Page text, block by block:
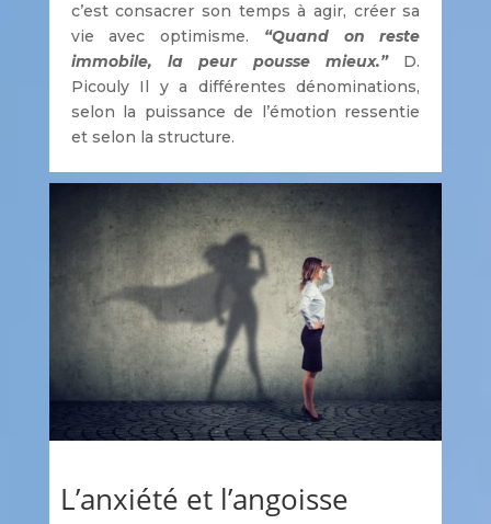
c’est consacrer son temps à agir, créer sa
vie avec optimisme. “Quand on reste
immobile, la peur pousse mieux.”
D.
Picouly Il y a différentes dénominations,
selon la puissance de l’émotion ressentie
et selon la structure.
L’anxiété et l’angoisse